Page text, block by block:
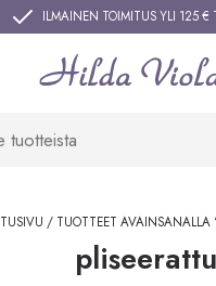
ILMAINEN TOIMITUS YLI 125 €
/ TUOTTEET AVAINSANALLA
pliseerattu